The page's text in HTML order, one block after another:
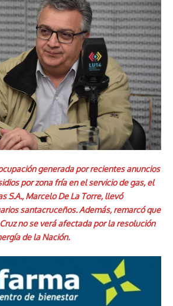
generada por recientes anuncios
por zona fría en el servicio de gas, el
S.A., Marcelo De La Torre, llevó
santacruceños. Además, remarcó que
no se verá afectada por la resolución
de la Nación.